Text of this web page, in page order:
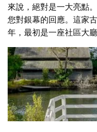
來說，絕對是一大亮點。
您對銀幕的回應。這家
年，最初是一座社區大